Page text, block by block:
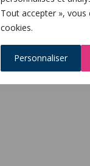
Tout accepter »,
cookies.
Personnaliser